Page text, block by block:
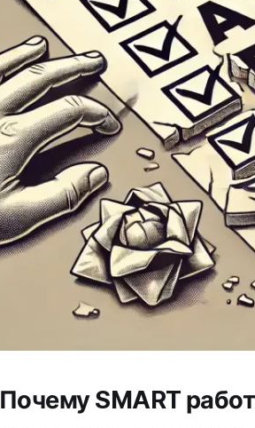
Почему SMART